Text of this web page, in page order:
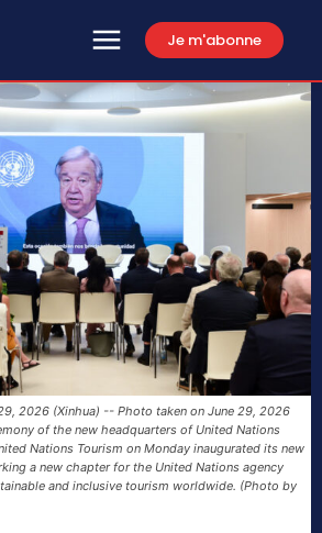
Je m'abonne
2026 (Xinhua) -- Photo taken on June 29, 2026
of the new headquarters of United Nations
Nations Tourism on Monday inaugurated its new
a new chapter for the United Nations agency
and inclusive tourism worldwide. (Photo by